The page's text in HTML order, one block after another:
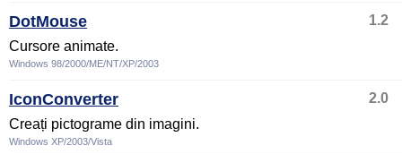
DotMouse
1.2
Cursore animate.
Windows 98/2000/ME/NT/XP/2003
IconConverter
2.0
Creați pictograme din imagini.
Windows XP/2003/Vista